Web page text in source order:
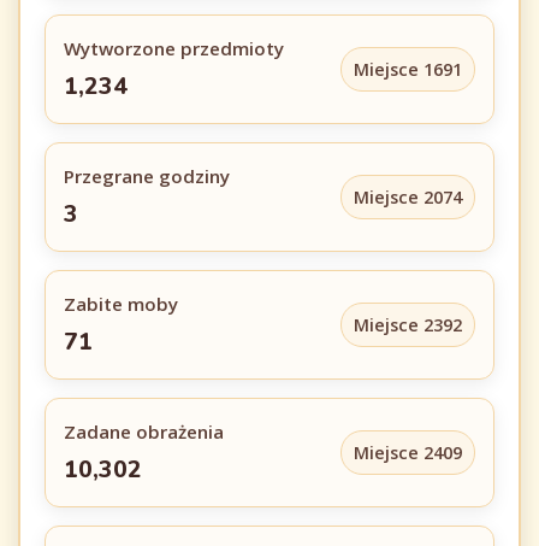
Wytworzone przedmioty
1,234
Miejsce 1691
Przegrane godziny
3
Miejsce 2074
Zabite moby
71
Miejsce 2392
Zadane obrażenia
10,302
Miejsce 2409